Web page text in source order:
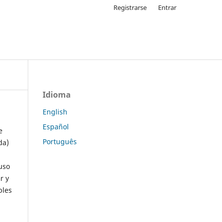
Registrarse Entrar
y
Idioma
English
Español
Português